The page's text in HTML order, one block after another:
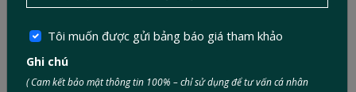
Tôi muốn được gửi bảng báo giá tham khảo
Ghi chú
( Cam kết bảo mật thông tin 100% – chỉ sử dụng để tư vấn cá nhân